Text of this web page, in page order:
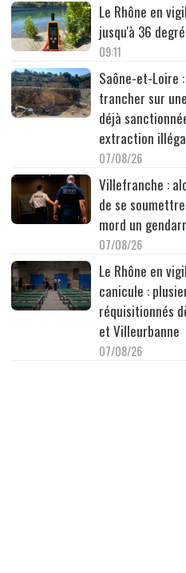
Le Rhône en
jusqu'à 36
09:11
Saône-et-Loire
trancher sur
déjà
extraction
07/08/26
Villefranche :
de se
mord un
07/08/26
Le Rhône en
canicule :
réquisitionnés
et Villeurbanne
07/08/26